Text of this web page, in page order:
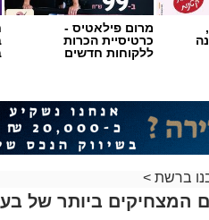
מרום פילאטיס -
כרטיסיית הכרות
ללקוחות חדשים
ברשת >
ביותר של בעלי